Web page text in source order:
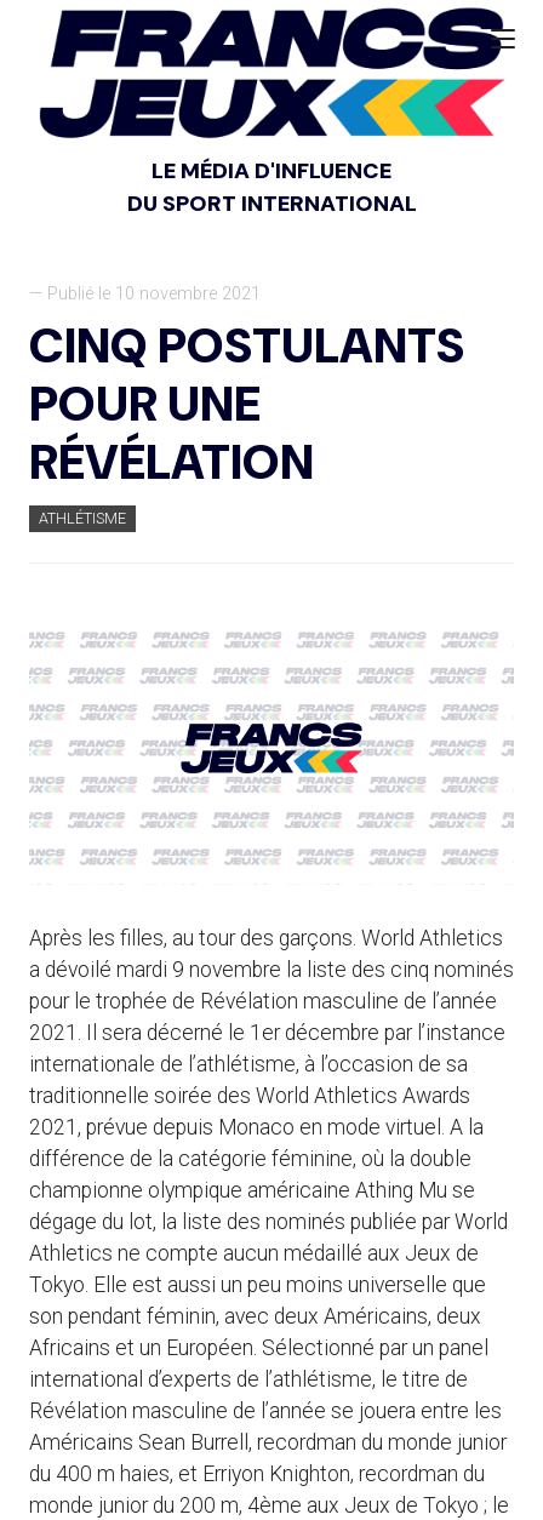
LE MÉDIA D'INFLUENCE
DU SPORT INTERNATIONAL
— Publié le 10 novembre 2021
CINQ POSTULANTS
POUR UNE
RÉVÉLATION
ATHLÉTISME
Après les filles, au tour des garçons. World Athletics
a dévoilé mardi 9 novembre la liste des cinq nominés
pour le trophée de Révélation masculine de l’année
2021. Il sera décerné le 1er décembre par l’instance
internationale de l’athlétisme, à l’occasion de sa
traditionnelle soirée des World Athletics Awards
2021, prévue depuis Monaco en mode virtuel. A la
différence de la catégorie féminine, où la double
championne olympique américaine Athing Mu se
dégage du lot, la liste des nominés publiée par World
Athletics ne compte aucun médaillé aux Jeux de
Tokyo. Elle est aussi un peu moins universelle que
son pendant féminin, avec deux Américains, deux
Africains et un Européen. Sélectionné par un panel
international d’experts de l’athlétisme, le titre de
Révélation masculine de l’année se jouera entre les
Américains Sean Burrell, recordman du monde junior
du 400 m haies, et Erriyon Knighton, recordman du
monde junior du 200 m, 4ème aux Jeux de Tokyo ; le